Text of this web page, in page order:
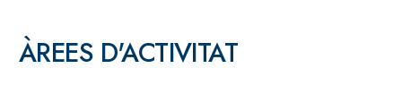
ÀREES D'ACTIVITAT